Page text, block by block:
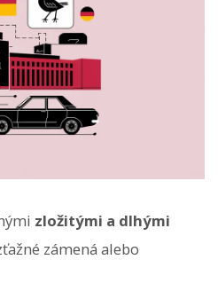
zložitými a dlhými
zámená alebo